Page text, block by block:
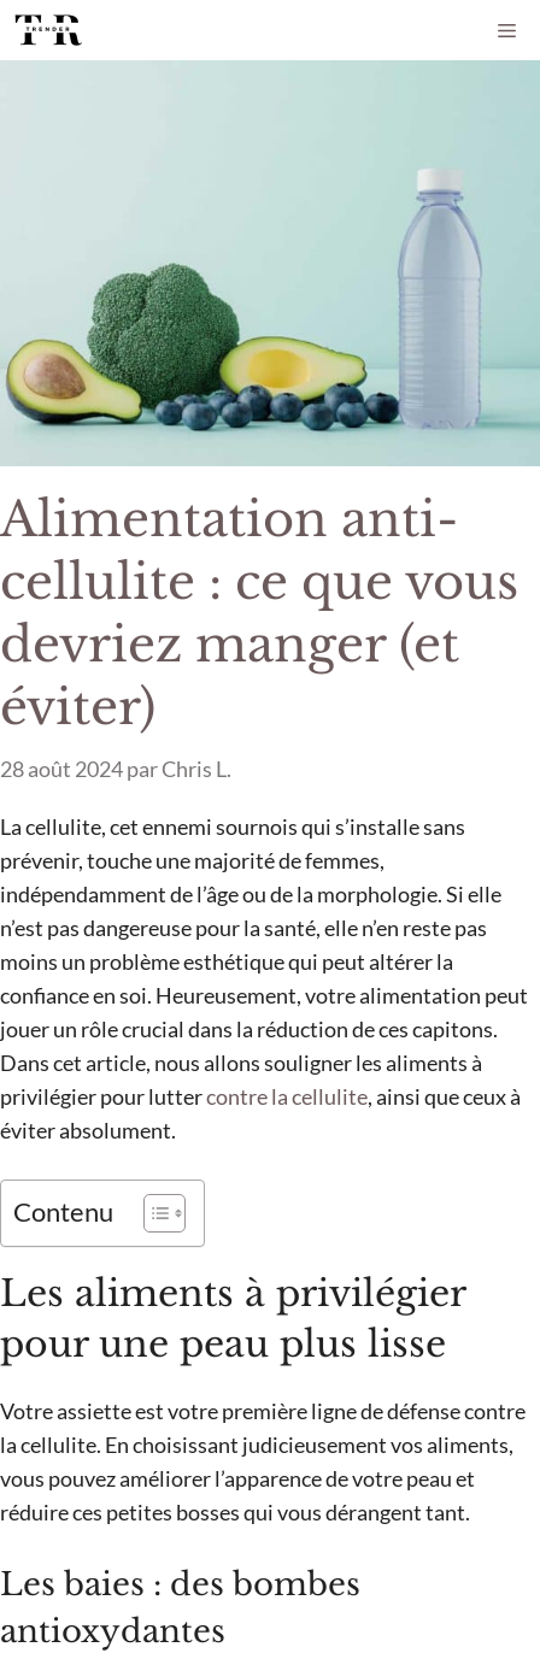
Aller
au
Alimentation anti-
cellulite : ce que vous
devriez manger (et
éviter)
28 août 2024parChris L.
La cellulite, cet ennemi sournois qui s’installe sans
prévenir, touche une majorité de femmes,
indépendamment de l’âge ou de la morphologie. Si elle
n’est pas dangereuse pour la santé, elle n’en reste pas
moins un problème esthétique qui peut altérer la
confiance en soi. Heureusement, votre alimentation peut
jouer un rôle crucial dans la réduction de ces capitons.
Dans cet article, nous allons souligner les aliments à
privilégier pour luttercontre la cellulite, ainsi que ceux à
éviter absolument.
Contenu
Les aliments à privilégier
pour une peau plus lisse
Votre assiette est votre première ligne de défense contre
la cellulite. En choisissant judicieusement vos aliments,
vous pouvez améliorer l’apparence de votre peau et
réduire ces petites bosses qui vous dérangent tant.
Les baies : des bombes
antioxydantes